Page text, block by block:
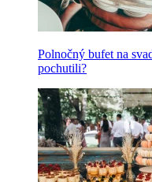
Polnočný bufet na
pochutili?